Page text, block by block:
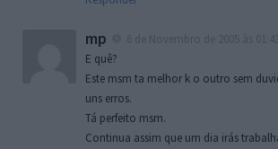
mp
E quê?
Este msm ta melhor k o outro sem
uns erros.
Tá perfeito msm.
Continua assim que um dia irás